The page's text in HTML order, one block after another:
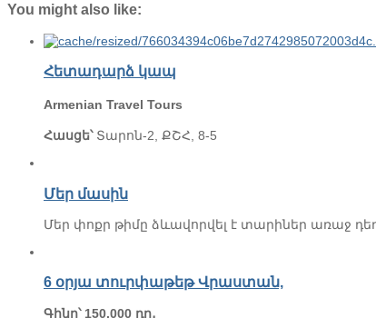
You might also like:
Հետադարձ կապ
Armenian Travel Tours
Հասցե՝Տարոն-2, ՔՇՀ, 8-5
Մեր մասին
Մեր փոքր թիմը ձևավորվել է տարիներ առաջ
6 օրյա տուրփաթեթ Վրաստան,
Գինը՝ 150.000 դր․